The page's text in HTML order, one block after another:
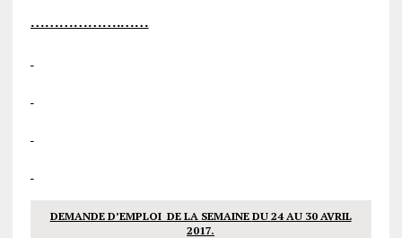
……………….……
DEMANDE D’EMPLOI DE LA SEMAINE DU 24 AU 30 AVRIL
2017.